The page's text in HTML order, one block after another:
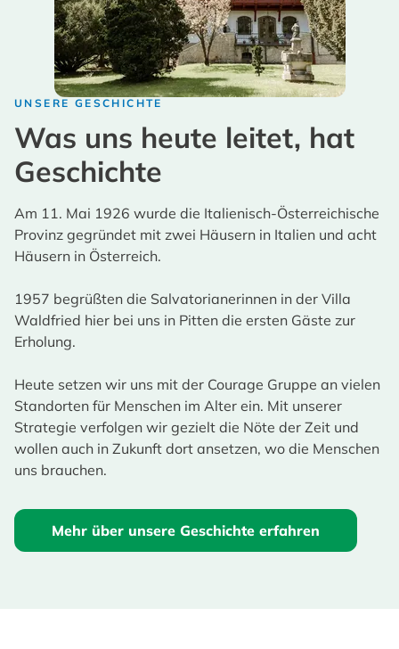
UNSERE GESCHICHTE
Was uns heute leitet, hat
Geschichte
Am 11. Mai 1926 wurde die Italienisch-Österreichische
Provinz gegründet mit zwei Häusern in Italien und acht
Häusern in Österreich.
1957 begrüßten die Salvatorianerinnen in der Villa
Waldfried hier bei uns in Pitten die ersten Gäste zur
Erholung.
Heute setzen wir uns mit der Courage Gruppe an vielen
Standorten für Menschen im Alter ein. Mit unserer
Strategie verfolgen wir gezielt die Nöte der Zeit und
wollen auch in Zukunft dort ansetzen, wo die Menschen
uns brauchen.
Mehr über unsere Geschichte erfahren